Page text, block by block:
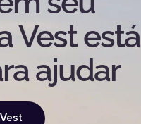
Vest está
ajudar